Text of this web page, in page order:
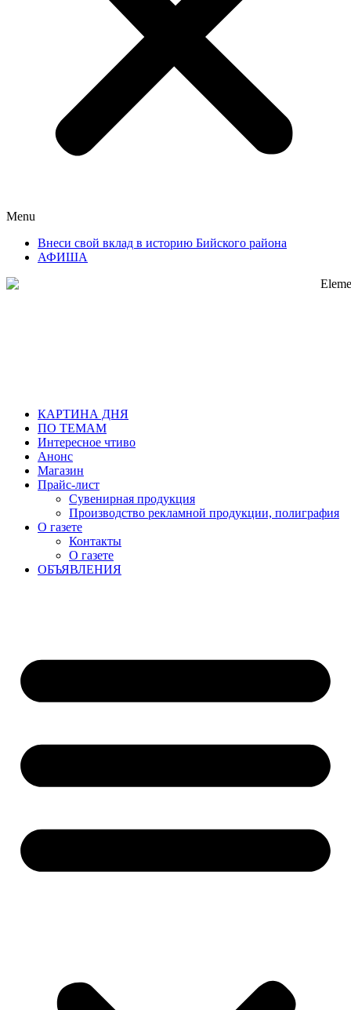
Menu
Внеси свой вклад в историю Бийского района
АФИША
КАРТИНА ДНЯ
ПО ТЕМАМ
Интересное чтиво
Анонс
Магазин
Прайс-лист
Сувенирная продукция
Производство рекламной продукции, полиграфия
О газете
Контакты
О газете
ОБЪЯВЛЕНИЯ